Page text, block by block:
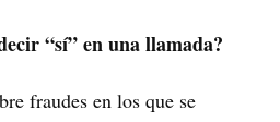
“sí” en una llamada?
fraudes en los que se